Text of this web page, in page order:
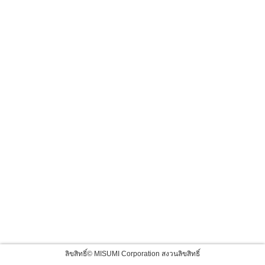
ลิขสิทธิ์© MISUMI Corporation สงวนลิขสิทธิ์